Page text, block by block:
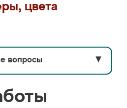
цвета
вопросы ▼